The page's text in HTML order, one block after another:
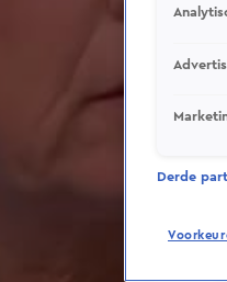
Derde